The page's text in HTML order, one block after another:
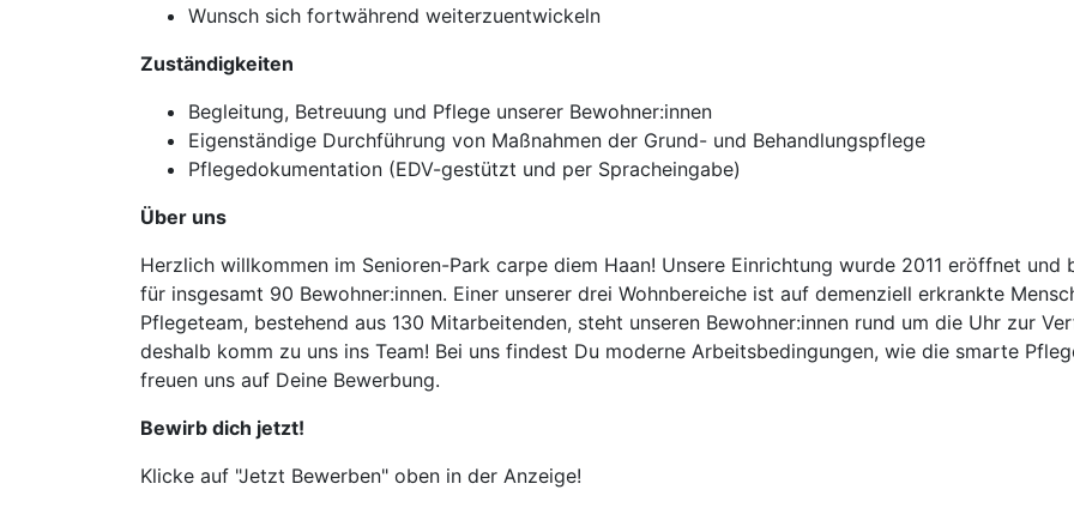
Wunsch sich fortwährend weiterzuentwickeln
Zuständigkeiten
Begleitung, Betreuung und Pflege unserer Bewohner:innen
Eigenständige Durchführung von Maßnahmen der Grund- und Behandlungspflege
Pflegedokumentation (EDV-gestützt und per Spracheingabe)
Über uns
Herzlich willkommen im Senioren-Park carpe diem Haan! Unsere Einrichtung wurde 2011 eröffnet
für insgesamt 90 Bewohner:innen. Einer unserer drei Wohnbereiche ist auf demenziell erkrankte
Pflegeteam, bestehend aus 130 Mitarbeitenden, steht unseren Bewohner:innen rund um die Uhr zur
deshalb komm zu uns ins Team! Bei uns findest Du moderne Arbeitsbedingungen, wie die smarte
freuen uns auf Deine Bewerbung.
Bewirb dich jetzt!
Klicke auf "Jetzt Bewerben" oben in der Anzeige!